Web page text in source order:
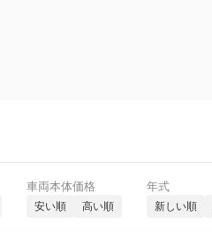
車両本体価格
安い順 高い順
年式
新しい順